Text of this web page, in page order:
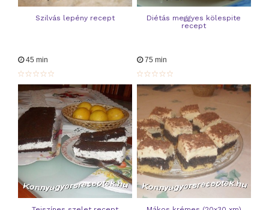
Szilvás lepény recept
Diétás meggyes kölespite
recept
45 min 75 min